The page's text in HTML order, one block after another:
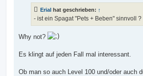
Erial hat geschrieben: ↑
- ist ein Spagat "Pets + Beben" sinnvoll ?
Why not?
Es klingt auf jeden Fall mal interessant.
Ob man so auch Level 100 und/oder auch